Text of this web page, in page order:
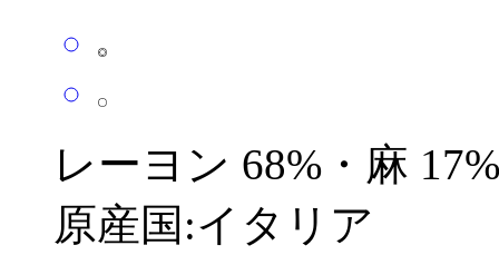
レーヨン 68%・麻
原産国:イタリア